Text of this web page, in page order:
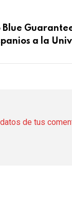
Blue
a la
de tus